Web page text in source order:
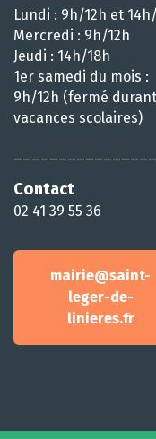
Lundi : 9h/12h et
Mercredi : 9h/12h
Jeudi : 14h/18h
1er samedi du mois :
9h/12h (fermé
vacances scolaires)
Contact
02 41 39 55 36
mairie@saint-
leger-de-
linieres.fr